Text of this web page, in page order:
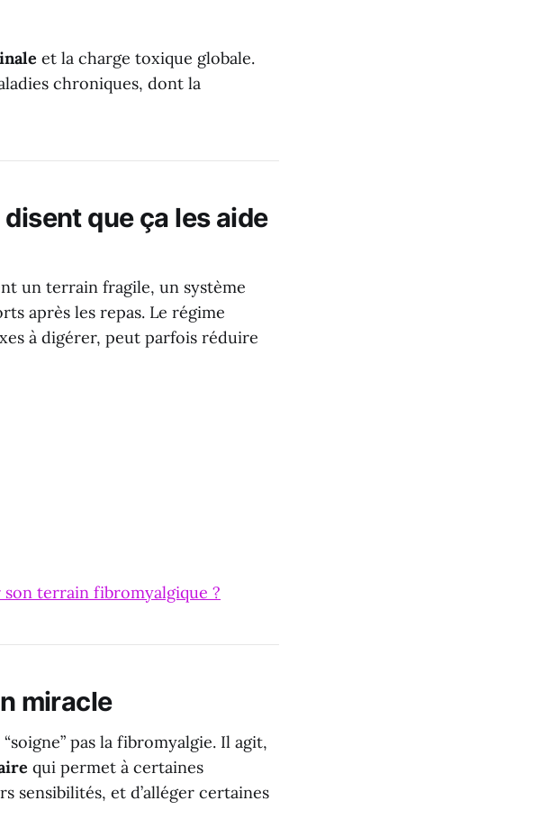
et la charge toxique globale.
chroniques, dont la
que ça les aide
un terrain fragile, un système
après les repas. Le régime
à digérer, peut parfois réduire
terrain fibromyalgique ?
miracle
pas la fibromyalgie. Il agit,
qui permet à certaines
sensibilités, et d’alléger certaines